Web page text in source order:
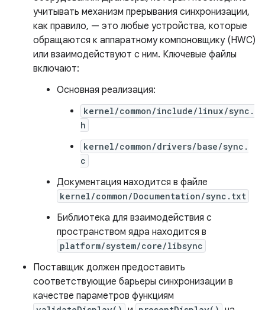
учитывать механизм прерывания синхронизации,
как правило, — это любые устройства, которые
обращаются к аппаратному компоновщику (HWC)
или взаимодействуют с ним. Ключевые файлы
включают:
Основная реализация:
kernel/common/include/linux/sync.
h
kernel/common/drivers/base/sync.
c
Документация находится в файле
kernel/common/Documentation/sync.txt
Библиотека для взаимодействия с
пространством ядра находится в
platform/system/core/libsync
Поставщик должен предоставить
соответствующие барьеры синхронизации в
качестве параметров функциям